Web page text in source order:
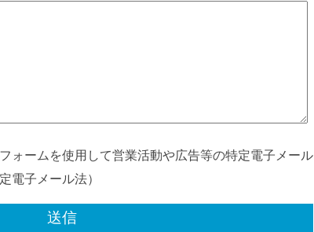
ォームを使用して営業活動や広告等の特定電子メール
電子メール法）